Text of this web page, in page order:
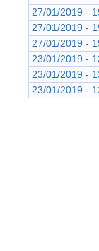
27/01/2019 -
27/01/2019 -
27/01/2019 -
23/01/2019 -
23/01/2019 -
23/01/2019 -